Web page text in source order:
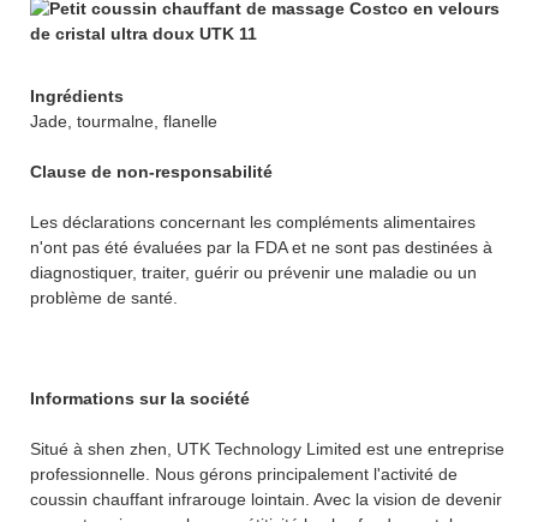
Ingrédients
Jade, tourmalne, flanelle
Clause de non-responsabilité
Les déclarations concernant les compléments alimentaires
n'ont pas été évaluées par la FDA et ne sont pas destinées à
diagnostiquer, traiter, guérir ou prévenir une maladie ou un
problème de santé.
Informations sur la société
Situé à shen zhen, UTK Technology Limited est une entreprise
professionnelle. Nous gérons principalement l'activité de
coussin chauffant infrarouge lointain. Avec la vision de devenir